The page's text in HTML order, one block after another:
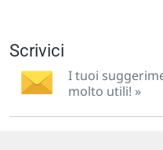
Scrivici
I tuoi
molto utili! »